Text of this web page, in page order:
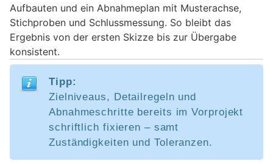
Aufbauten und ein Abnahmeplan mit Musterachse,
Stichproben und Schlussmessung. So bleibt das
Ergebnis von der ersten Skizze bis zur Übergabe
konsistent.
Tipp:
Zielniveaus, Detailregeln und
Abnahmeschritte bereits im Vorprojekt
schriftlich fixieren – samt
Zuständigkeiten und Toleranzen.